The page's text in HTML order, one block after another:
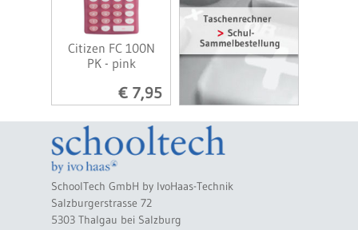
Citizen FC 100N
PK - pink
€ 7,95
SchoolTech GmbH by IvoHaas-Technik
Salzburgerstrasse 72
5303 Thalgau bei Salzburg